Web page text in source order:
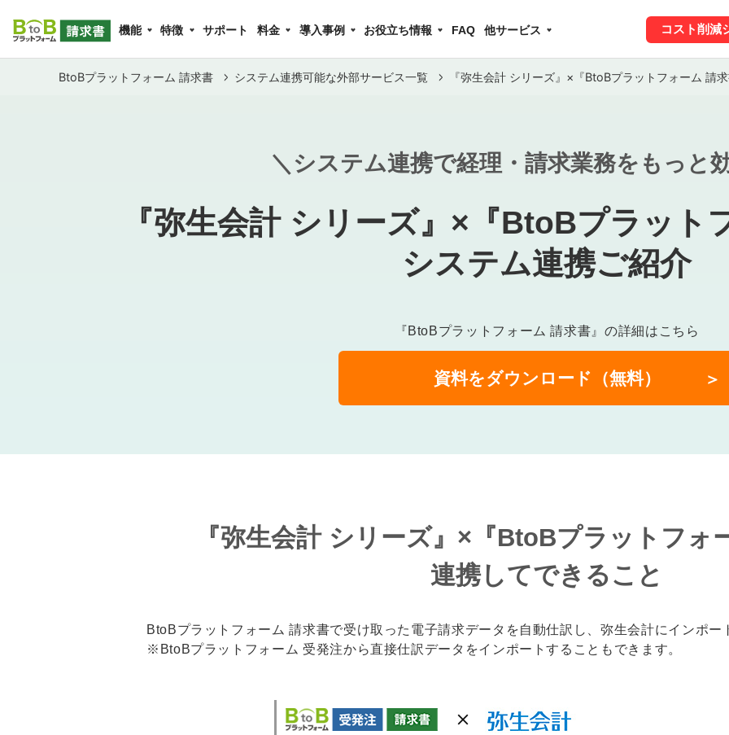
コスト削減
機能 特徴 サポート 料金 導入事例 お役立ち情報 FAQ 他サービス
BtoBプラットフォーム 請求書 システム連携可能な外部サービス一覧 『弥生会計 シリーズ』×『BtoBプラットフォーム 請
＼システム連携で経理・請求業務をもっと
『弥生会計 シリーズ』×『BtoBプラット
システム連携ご紹介
『BtoBプラットフォーム 請求書』の詳細はこちら
資料をダウンロード（無料）
『弥生会計 シリーズ』×『BtoBプラットフォ
連携してできること
BtoBプラットフォーム 請求書で受け取った電子請求データを自動仕訳し、弥生会計にインポー
※BtoBプラットフォーム 受発注から直接仕訳データをインポートすることもできます。